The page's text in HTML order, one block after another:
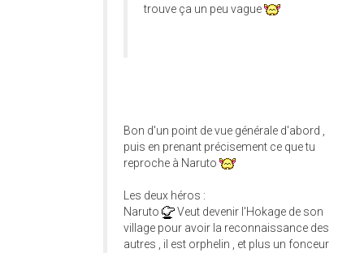
trouve ça un peu vague
Bon d'un point de vue générale d'abord ,
puis en prenant précisement ce que tu
reproche à Naruto
Les deux héros :
Naruto
Veut devenir l'Hokage de son
village pour avoir la reconnaissance des
autres , il est orphelin , et plus un fonceur